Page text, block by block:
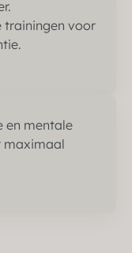
trainingen voor
en mentale
maximaal